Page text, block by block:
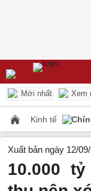
Mới nhất Xem
Kinh tế
Xuất bản ngày 12/
10.000